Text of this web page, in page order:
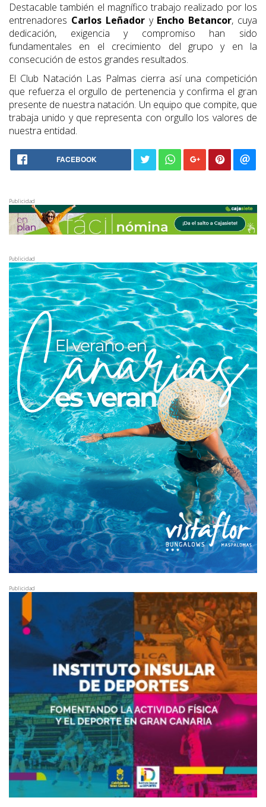
Destacable también el magnífico trabajo realizado por los
entrenadores Carlos Leñador y Encho Betancor, cuya
dedicación, exigencia y compromiso han sido
fundamentales en el crecimiento del grupo y en la
consecución de estos grandes resultados.
El Club Natación Las Palmas cierra así una competición
que refuerza el orgullo de pertenencia y confirma el gran
presente de nuestra natación. Un equipo que compite, que
trabaja unido y que representa con orgullo los valores de
nuestra entidad.
FACEBOOK
Publicidad
Publicidad
Publicidad